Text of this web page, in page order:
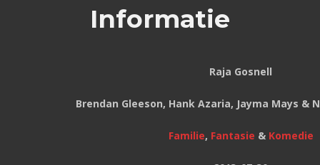
Informatie
Raja Gosnell
Brendan Gleeson, Hank Azaria, Jayma Mays &
Familie, Fantasie & Komedie